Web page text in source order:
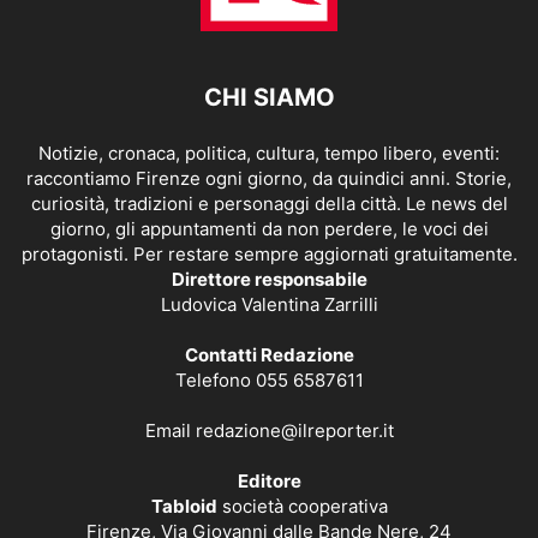
CHI SIAMO
Notizie, cronaca, politica, cultura, tempo libero, eventi:
raccontiamo Firenze ogni giorno, da quindici anni. Storie,
curiosità, tradizioni e personaggi della città. Le news del
giorno, gli appuntamenti da non perdere, le voci dei
protagonisti. Per restare sempre aggiornati gratuitamente.
Direttore responsabile
Ludovica Valentina Zarrilli
Contatti Redazione
Telefono 055 6587611
Email redazione@ilreporter.it
Editore
Tabloid società cooperativa
Firenze, Via Giovanni dalle Bande Nere, 24